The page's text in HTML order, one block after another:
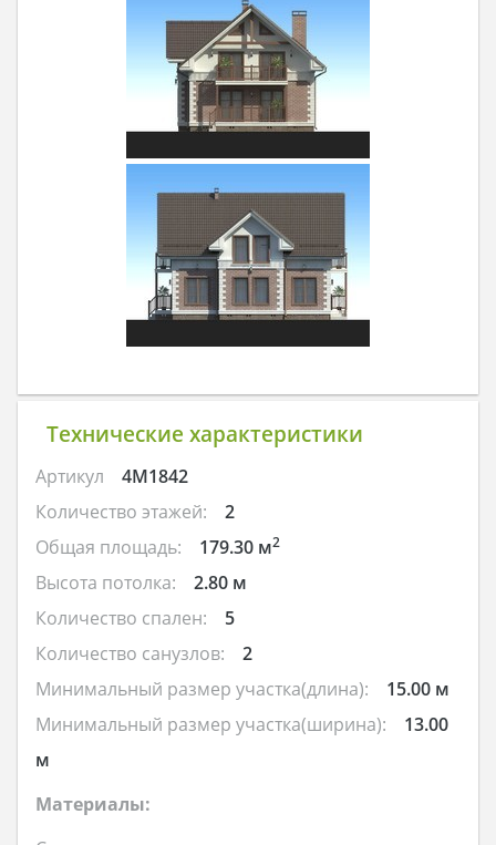
Технические характеристики
Артикул
4M1842
Количество этажей:
2
Общая площадь:
179.30 м2
Высота потолка:
2.80 м
Количество спален:
5
Количество санузлов:
2
Минимальный размер участка(длина):
15.00 м
Минимальный размер участка(ширина):
13.00
м
Материалы: